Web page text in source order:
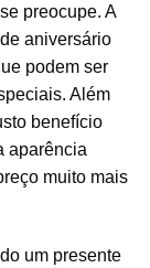
preocupe. A
aniversário
podem ser
Além
benefício
aparência
muito mais
um presente